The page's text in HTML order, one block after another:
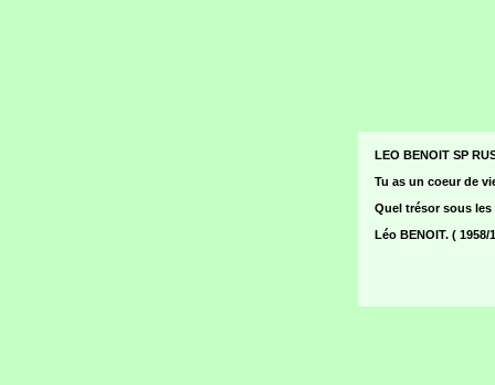
LEO BENOIT SP
Tu as un coeur de
Quel trésor sous
Léo BENOIT. ( 1958/